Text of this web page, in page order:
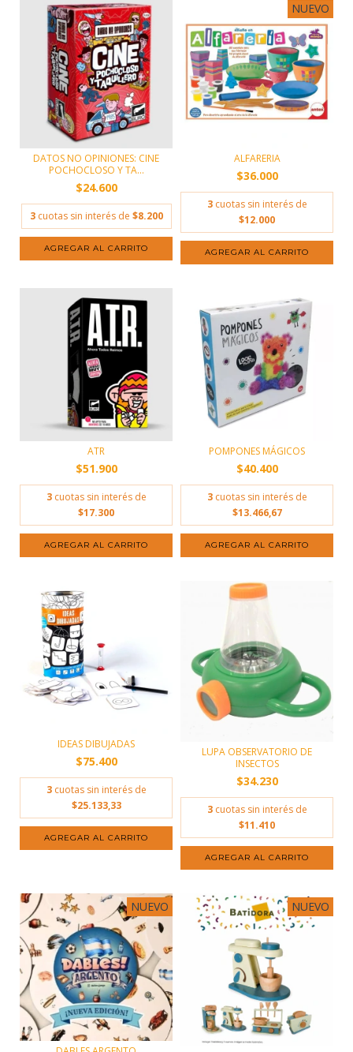
DATOS NO OPINIONES: CINE
POCHOCLOSO Y TA...
$24.600
3 cuotas sin interés de $8.200
NUEVO
ALFARERIA
$36.000
3 cuotas sin interés de
$12.000
ATR
$51.900
3 cuotas sin interés de
$17.300
POMPONES MÁGICOS
$40.400
3 cuotas sin interés de
$13.466,67
IDEAS DIBUJADAS
$75.400
3 cuotas sin interés de
$25.133,33
LUPA OBSERVATORIO DE
INSECTOS
$34.230
3 cuotas sin interés de
$11.410
NUEVO NUEVO